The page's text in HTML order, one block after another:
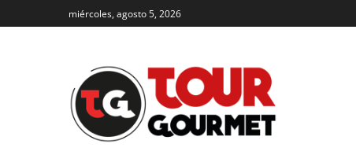
miércoles, agosto 5, 2026